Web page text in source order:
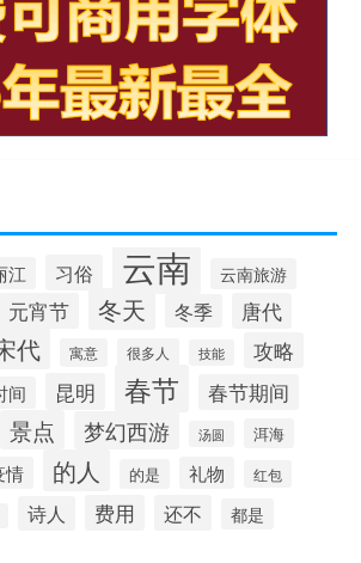
江 习俗 云南 云南旅游
元宵节 冬天 冬季 唐代
代 寓意 很多人 技能 攻略
间 昆明 春节 春节期间
景点 梦幻西游 汤圆 洱海
情 的人 的是 礼物 红包
诗人 费用 还不 都是